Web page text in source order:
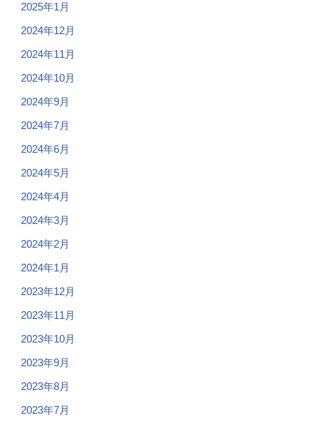
2025年1月
2024年12月
2024年11月
2024年10月
2024年9月
2024年7月
2024年6月
2024年5月
2024年4月
2024年3月
2024年2月
2024年1月
2023年12月
2023年11月
2023年10月
2023年9月
2023年8月
2023年7月